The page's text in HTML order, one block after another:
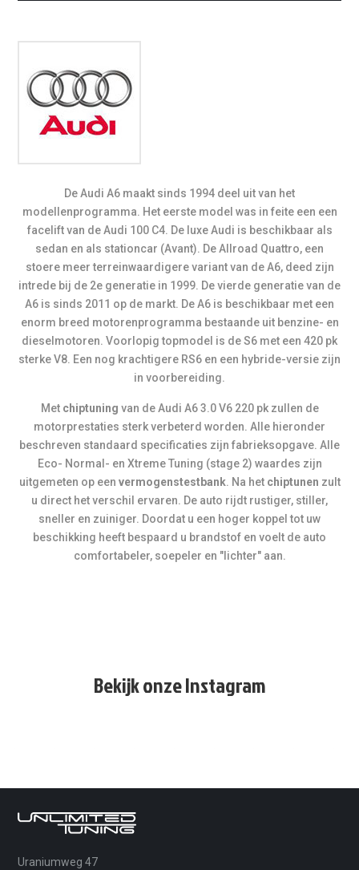
De Audi A6 maakt sinds 1994 deel uit van het
modellenprogramma. Het eerste model was in feite een een
facelift van de Audi 100 C4. De luxe Audi is beschikbaar als
sedan en als stationcar (Avant). De Allroad Quattro, een
stoere meer terreinwaardigere variant van de A6, deed zijn
intrede bij de 2e generatie in 1999. De vierde generatie van de
A6 is sinds 2011 op de markt. De A6 is beschikbaar met een
enorm breed motorenprogramma bestaande uit benzine- en
dieselmotoren. Voorlopig topmodel is de S6 met een 420 pk
sterke V8. Een nog krachtigere RS6 en een hybride-versie zijn
in voorbereiding.
Met chiptuning van de Audi A6 3.0 V6 220 pk zullen de
motorprestaties sterk verbeterd worden. Alle hieronder
beschreven standaard specificaties zijn fabrieksopgave. Alle
Eco- Normal- en Xtreme Tuning (stage 2) waardes zijn
uitgemeten op een vermogenstestbank. Na het chiptunen zult
u direct het verschil ervaren. De auto rijdt rustiger, stiller,
sneller en zuiniger. Doordat u een hoger koppel tot uw
beschikking heeft bespaard u brandstof en voelt de auto
comfortabeler, soepeler en "lichter" aan.
Bekijk onze Instagram
Uraniumweg 47